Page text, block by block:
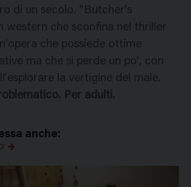
di un secolo. “Butcher’s
western che sconfina nel thriller
che possiede ottime
ma che si perde un po’, con
la vertigine del male.
Per adulti.
anche: